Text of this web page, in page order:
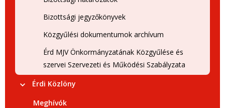
Bizottsági jegyzőkönyvek
Közgyűlési dokumentumok archívum
Érd MJV Önkormányzatának Közgyűlése és
szervei Szervezeti és Működési Szabályzata
Érdi Közlöny
Meghívók